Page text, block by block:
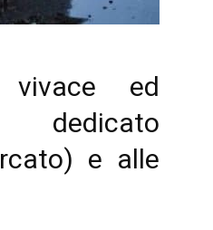
vivace ed
dedicato
e alle